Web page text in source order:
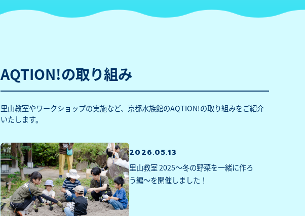
AQTION!の取り組み
里山教室やワークショップの実施など、京都水族館のAQTION!の取り組みをご紹介
いたします。
2026.05.13
里山教室 2025～冬の野菜を一緒に作ろ
う編～を開催しました！